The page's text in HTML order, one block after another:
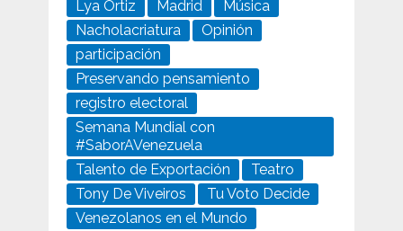
Lya Ortiz
Madrid
Música
Nacholacriatura
Opinión
participación
Preservando pensamiento
registro electoral
Semana Mundial con
#SaborAVenezuela
Talento de Exportación
Teatro
Tony De Viveiros
Tu Voto Decide
Venezolanos en el Mundo